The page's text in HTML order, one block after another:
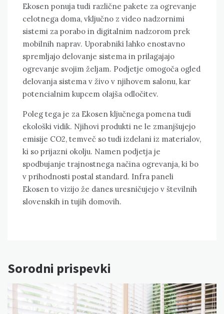
Ekosen ponuja tudi različne pakete za ogrevanje
celotnega doma, vključno z video nadzornimi
sistemi za porabo in digitalnim nadzorom prek
mobilnih naprav. Uporabniki lahko enostavno
spremljajo delovanje sistema in prilagajajo
ogrevanje svojim željam. Podjetje omogoča ogled
delovanja sistema v živo v njihovem salonu, kar
potencialnim kupcem olajša odločitev.
Poleg tega je za Ekosen ključnega pomena tudi
ekološki vidik. Njihovi produkti ne le zmanjšujejo
emisije CO2, temveč so tudi izdelani iz materialov,
ki so prijazni okolju. Namen podjetja je
spodbujanje trajnostnega načina ogrevanja, ki bo
v prihodnosti postal standard. Infra paneli
Ekosen to vizijo že danes uresničujejo v številnih
slovenskih in tujih domovih.
Sorodni prispevki